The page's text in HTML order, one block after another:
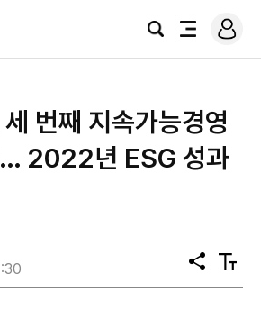
검
전
로
그
번째 지속가능경영
… 2022년 ESG 성과
공
유
텍
스